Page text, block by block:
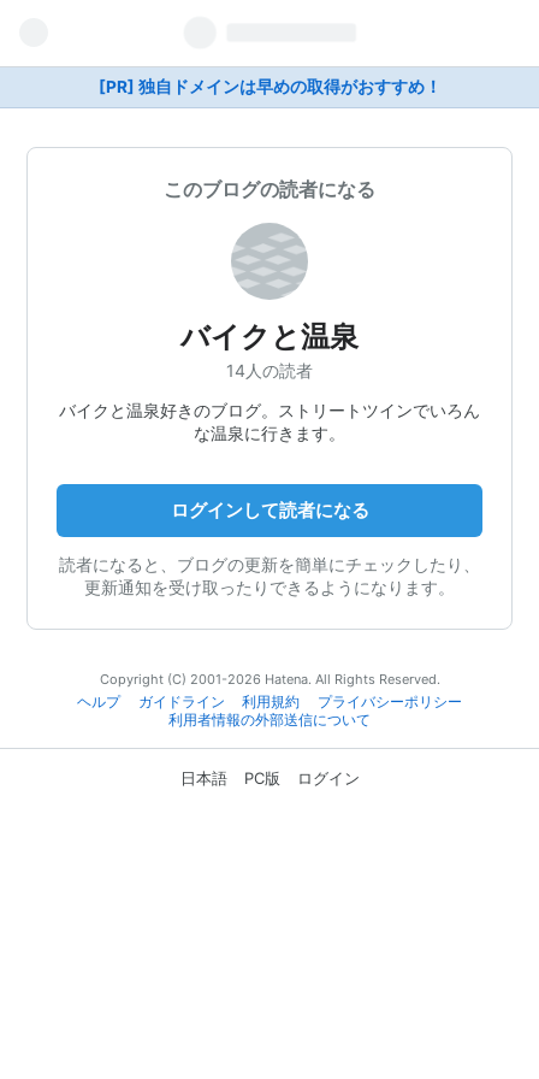
[PR] 独自ドメインは早めの取得がおすすめ！
このブログの読者になる
バイクと温泉
14人の読者
バイクと温泉好きのブログ。ストリートツインでいろん
な温泉に行きます。
ログインして読者になる
読者になると、ブログの更新を簡単にチェックしたり、
更新通知を受け取ったりできるようになります。
Copyright (C) 2001-2026 Hatena. All Rights Reserved.
ヘルプ
ガイドライン 利用規約
プライバシーポリシー
利用者情報の外部送信について
日本語 PC版 ログイン